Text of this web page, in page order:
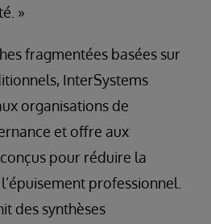
»
fragmentées basées sur
InterSystems
organisations de
et offre aux
pour réduire la
professionnel.
des synthèses